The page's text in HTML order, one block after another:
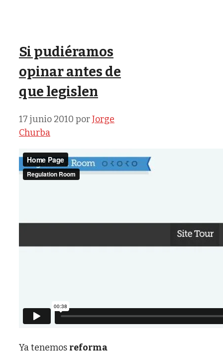
Si pudiéramos
opinar antes de
que legislen
17 junio 2010 porJorge
Churba
Ya tenemos reforma